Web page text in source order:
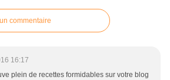
commentaire
16:17
plein de recettes formidables sur votre blog